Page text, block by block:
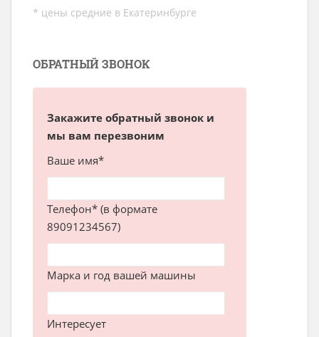
* цены средние в Екатеринбурге
ОБРАТНЫЙ ЗВОНОК
Закажите обратный звонок и
мы вам перезвоним
Ваше имя*
Телефон* (в формате
89091234567)
Марка и год вашей машины
Интересует